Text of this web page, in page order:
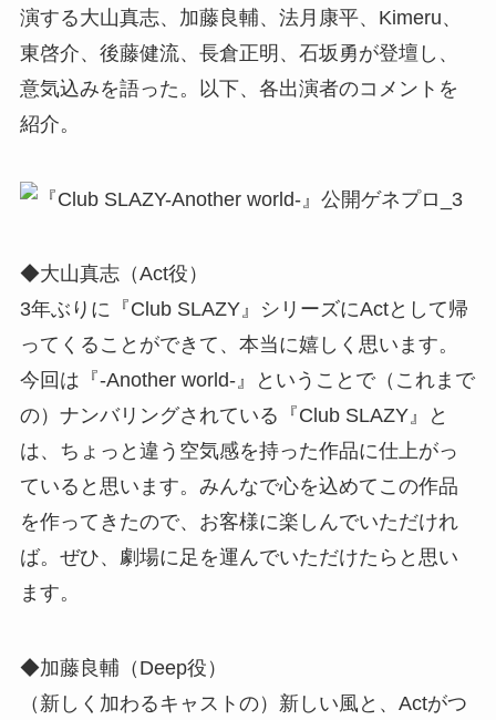
演する大山真志、加藤良輔、法月康平、Kimeru、
東啓介、後藤健流、長倉正明、石坂勇が登壇し、
意気込みを語った。以下、各出演者のコメントを
紹介。
◆大山真志（Act役）
3年ぶりに『Club SLAZY』シリーズにActとして帰
ってくることができて、本当に嬉しく思います。
今回は『-Another world-』ということで（これまで
の）ナンバリングされている『Club SLAZY』と
は、ちょっと違う空気感を持った作品に仕上がっ
ていると思います。みんなで心を込めてこの作品
を作ってきたので、お客様に楽しんでいただけれ
ば。ぜひ、劇場に足を運んでいただけたらと思い
ます。
◆加藤良輔（Deep役）
（新しく加わるキャストの）新しい風と、Actがつ